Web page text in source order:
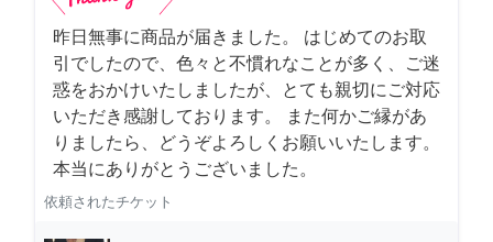
昨日無事に商品が届きました。 はじめてのお取
引でしたので、色々と不慣れなことが多く、ご迷
惑をおかけいたしましたが、とても親切にご対応
いただき感謝しております。 また何かご縁があ
りましたら、どうぞよろしくお願いいたします。
本当にありがとうございました。
依頼されたチケット